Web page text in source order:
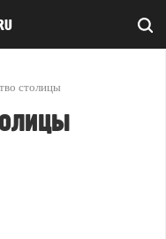
столицы